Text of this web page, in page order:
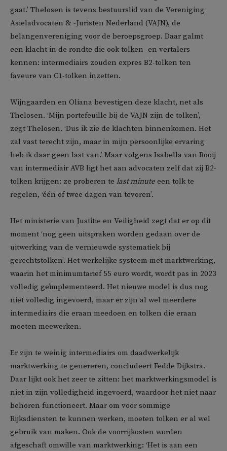
gaat.’ Thelosen is tevens bestuurslid van de Vereniging
Asieladvocaten & -Juristen Nederland (VAJN), de
belangenvereniging voor de beroepsgroep. Daar galmt
een klacht in de rondte die ook tolken- en vertalers
kennen: intermediairs zouden expres B2-tolken ten
faveure van C1-tolken inzetten.
Wijngaarden en Oliana bevestigen deze klacht, net als
Thelosen. ‘Mijn portefeuille bij de VAJN zijn de tolken’,
zegt Thelosen. ‘Dus ik zie de klachten binnenkomen. Het
zal vast terecht zijn, maar in mijn persoonlijke ervaring
heb ik daar geen last van.’ Maar volgens Isabella van Rooij
van intermediair AVB ligt het aan advocaten zelf dat zij B2-
tolken krijgen: ze proberen te last minute een tolk te
regelen, ‘één of twee dagen van tevoren’.
Het ministerie van Justitie en Veiligheid zegt dat er op dit
moment ‘nog geen uitspraken worden gedaan over de
uitwerking van de vernieuwde systematiek bij
gerechtstolken’. Het werkelijke systeem met marktwerking,
waarin het minimumtarief 55 euro wordt, wordt pas in 2023
volledig geïmplementeerd. Het nieuwe model is dus nog
niet volledig ingevoerd, maar er zijn al wel meerdere
intermediairs die eraan meedoen en tolken die eraan
moeten meewerken.
Er zijn te weinig intermediairs om daadwerkelijk
marktwerking te genereren, concludeert Fedde Dijkstra.
Daar lijkt ook het zeer te zitten: het marktwerkingsmodel is
niet in zijn volledigheid ingevoerd, waardoor het niet naar
behoren functioneert. Maar om voor sommige
Rijksdiensten te kunnen werken, moeten tolken er al wel
gebruik van maken. Ook de voorrijkosten worden
afgeschaft omwille van marktwerking: ‘Het is aan een